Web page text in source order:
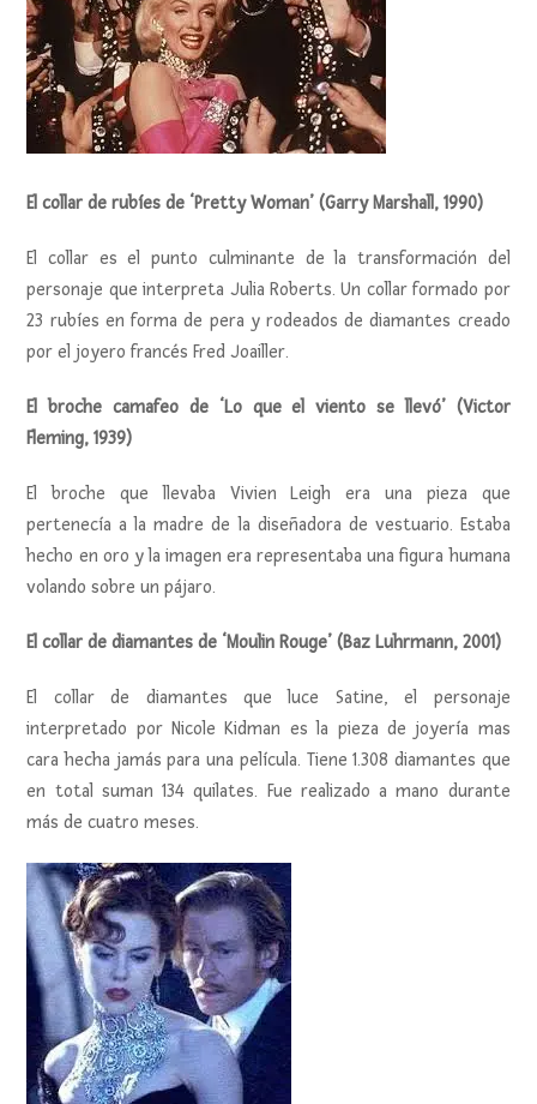
El collar de rubíes de ‘Pretty Woman’ (Garry Marshall, 1990)
El collar es el punto culminante de la transformación del
personaje que interpreta Julia Roberts. Un collar formado por
23 rubíes en forma de pera y rodeados de diamantes creado
por el joyero francés Fred Joailler.
El broche camafeo de ‘Lo que el viento se llevó’ (Victor
Fleming, 1939)
El broche que llevaba Vivien Leigh era una pieza que
pertenecía a la madre de la diseñadora de vestuario. Estaba
hecho en oro y la imagen era representaba una figura humana
volando sobre un pájaro.
El collar de diamantes de ‘Moulin Rouge’ (Baz Luhrmann, 2001)
El collar de diamantes que luce Satine, el personaje
interpretado por Nicole Kidman es la pieza de joyería mas
cara hecha jamás para una película. Tiene 1.308 diamantes que
en total suman 134 quilates. Fue realizado a mano durante
más de cuatro meses.